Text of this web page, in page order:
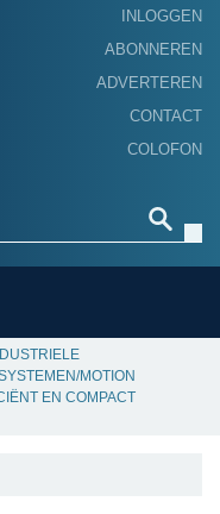
INLOGGEN
ABONNEREN
ADVERTEREN
CONTACT
COLOFON
MOTION
EN COMPACT